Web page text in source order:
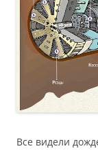
Все видели